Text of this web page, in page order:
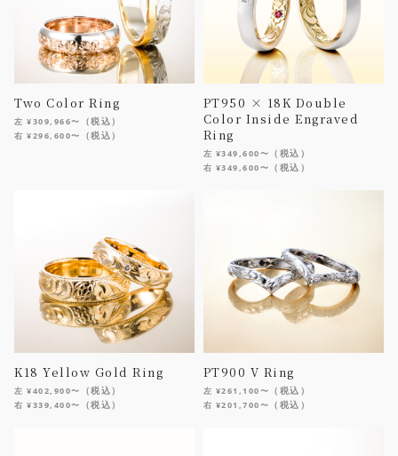
Two Color Ring
左 ¥309,966〜 （税込）
右 ¥296,600〜 （税込）
PT950 × 18K Double
Color Inside Engraved
Ring
左 ¥349,600〜 （税込）
右 ¥349,600〜 （税込）
K18 Yellow Gold Ring
左 ¥402,900〜 （税込）
右 ¥339,400〜 （税込）
PT900 V Ring
左 ¥261,100〜 （税込）
右 ¥201,700〜 （税込）